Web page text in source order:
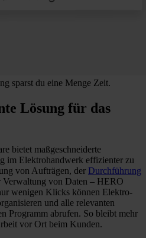
sparst du eine Menge Zeit.
Lösung für das
bietet maßgeschneiderte
im Elektrohandwerk effizienter zu
von Aufträgen, der Durchführung
Verwaltung von Daten – HERO
wenigen Klicks können Elektro-
und alle relevanten
Programm abrufen. So bleibt mehr
vor Ort beim Kunden.